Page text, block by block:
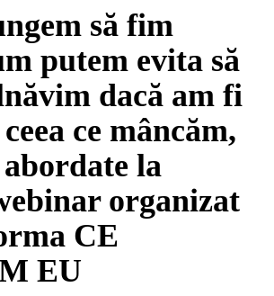
să fim
putem evita să
dacă am fi
ce mâncăm,
la
organizat
CE
EU